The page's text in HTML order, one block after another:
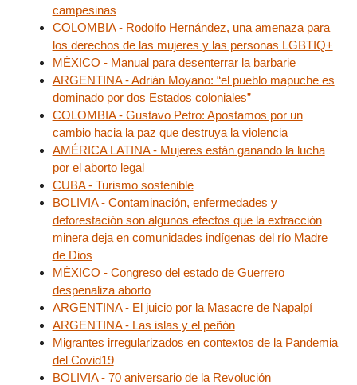
campesinas
COLOMBIA - Rodolfo Hernández, una amenaza para
los derechos de las mujeres y las personas LGBTIQ+
MÉXICO - Manual para desenterrar la barbarie
ARGENTINA - Adrián Moyano: “el pueblo mapuche es
dominado por dos Estados coloniales”
COLOMBIA - Gustavo Petro: Apostamos por un
cambio hacia la paz que destruya la violencia
AMÉRICA LATINA - Mujeres están ganando la lucha
por el aborto legal
CUBA - Turismo sostenible
BOLIVIA - Contaminación, enfermedades y
deforestación son algunos efectos que la extracción
minera deja en comunidades indígenas del río Madre
de Dios
MÉXICO - Congreso del estado de Guerrero
despenaliza aborto
ARGENTINA - El juicio por la Masacre de Napalpí
ARGENTINA - Las islas y el peñón
Migrantes irregularizados en contextos de la Pandemia
del Covid19
BOLIVIA - 70 aniversario de la Revolución